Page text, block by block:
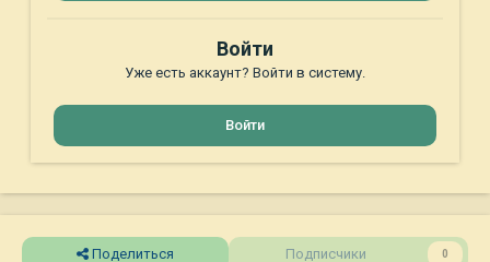
Войти
Уже есть аккаунт? Войти в систему.
Войти
Поделиться Подписчики 0